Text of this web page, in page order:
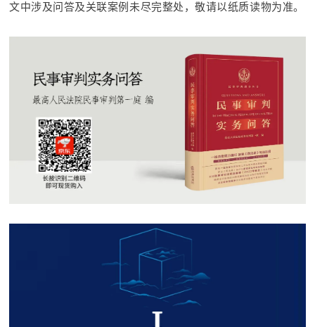
文中涉及问答及关联案例未尽完整处，敬请以纸质读物为准。